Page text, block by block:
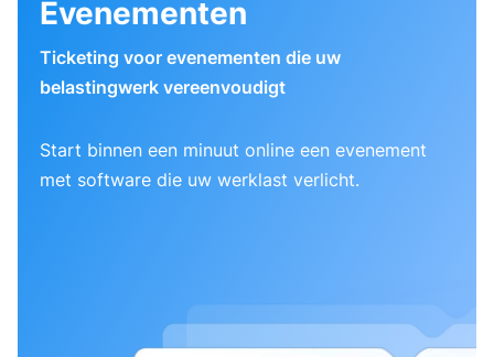
Evenementen
Ticketing voor evenementen die uw
belastingwerk vereenvoudigt
Start binnen een minuut online een evenement
met software die uw werklast verlicht.